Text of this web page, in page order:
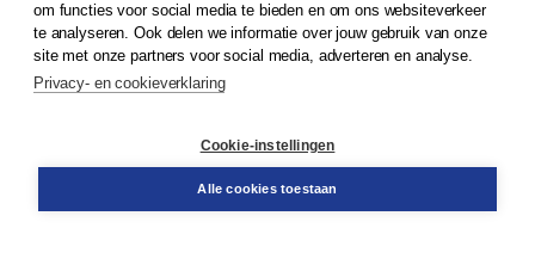
© 2026Koninklijke Boom uitgevers
Bestellen
om functies voor social media te bieden en om ons websiteverkeer
te analyseren. Ook delen we informatie over jouw gebruik van onze
site met onze partners voor social media, adverteren en analyse.
Privacy- en cookieverklaring
Cookie-instellingen
Alle cookies toestaan